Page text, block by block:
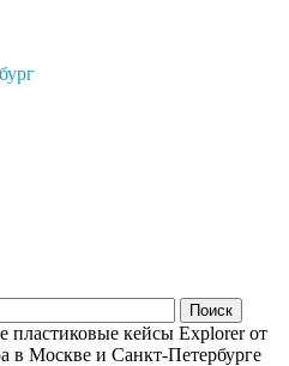
Поиск
кейсы Explorer от
в Москве и Санкт-Петербурге